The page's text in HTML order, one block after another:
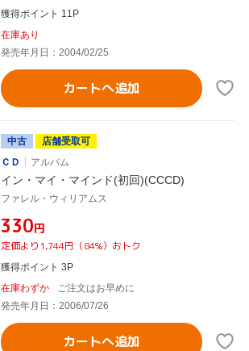
獲得ポイント 11P
在庫あり
発売年月日：2004/02/25
カートへ追加
中古
店舗受取可
ＣＤ
アルバム
イン・マイ・マインド(初回)(CCCD)
ファレル・ウィリアムス
¥330円
定価より1,744円（84%）おトク
獲得ポイント 3P
在庫わずか
ご注文はお早めに
発売年月日：2006/07/26
カートへ追加